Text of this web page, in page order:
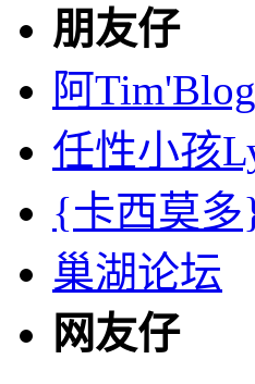
朋友仔
阿Tim'Blog
任性小孩
{卡西莫
巢湖论坛
网友仔